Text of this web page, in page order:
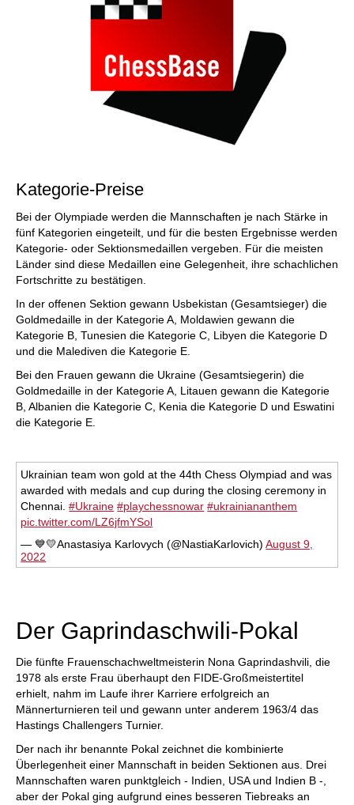
Kategorie-Preise
Bei der Olympiade werden die Mannschaften je nach Stärke in
fünf Kategorien eingeteilt, und für die besten Ergebnisse werden
Kategorie- oder Sektionsmedaillen vergeben. Für die meisten
Länder sind diese Medaillen eine Gelegenheit, ihre schachlichen
Fortschritte zu bestätigen.
In der offenen Sektion gewann Usbekistan (Gesamtsieger) die
Goldmedaille in der Kategorie A, Moldawien gewann die
Kategorie B, Tunesien die Kategorie C, Libyen die Kategorie D
und die Malediven die Kategorie E.
Bei den Frauen gewann die Ukraine (Gesamtsiegerin) die
Goldmedaille in der Kategorie A, Litauen gewann die Kategorie
B, Albanien die Kategorie C, Kenia die Kategorie D und Eswatini
die Kategorie E.
Ukrainian team won gold at the 44th Chess Olympiad and was
awarded with medals and cup during the closing ceremony in
Chennai.#Ukraine #playchessnowar #ukrainiananthem
pic.twitter.com/LZ6jfmYSol
— 💙💛Anastasiya Karlovych (@NastiaKarlovich)August 9,
2022
Der Gaprindaschwili-Pokal
Die fünfte Frauenschachweltmeisterin Nona Gaprindashvili, die
1978 als erste Frau überhaupt den FIDE-Großmeistertitel
erhielt, nahm im Laufe ihrer Karriere erfolgreich an
Männerturnieren teil und gewann unter anderem 1963/4 das
Hastings Challengers Turnier.
Der nach ihr benannte Pokal zeichnet die kombinierte
Überlegenheit einer Mannschaft in beiden Sektionen aus. Drei
Mannschaften waren punktgleich - Indien, USA und Indien B -,
aber der Pokal ging aufgrund eines besseren Tiebreaks an